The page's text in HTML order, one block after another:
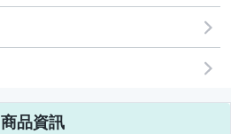
商品資訊